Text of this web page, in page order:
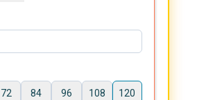
72 84 96 108 120